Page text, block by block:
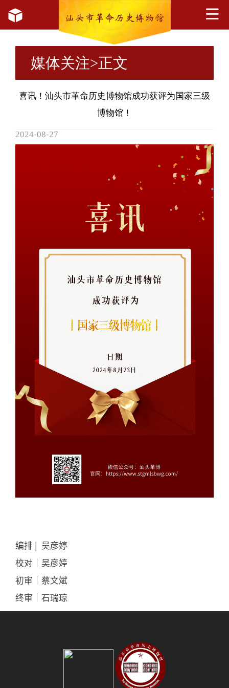
媒体关注>正文
喜讯！汕头市革命历史博物馆成功获评为国家三级
博物馆！
2024-08-27
编排 | 吴彦婷
校对｜吴彦婷
初审｜蔡文斌
终审｜石瑞琼